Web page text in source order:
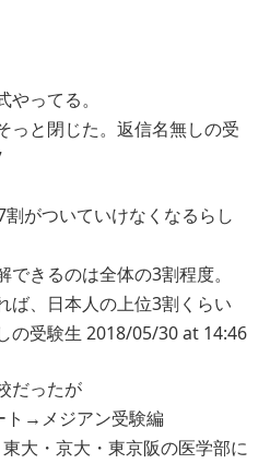
ってる。
と閉じた。 返信名無しの受
がついていけなくなるらし
きるのは全体の3割程度。
ば、日本人の上位3割くらい
の受験生 2018/05/30 at 14:46
だったが
→メジアン受験編
大・京大・東京阪の医学部に